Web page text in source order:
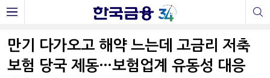
만기 다가오고 해약 느는데 고금리 저축
보험 당국 제동…보험업계 유동성 대응